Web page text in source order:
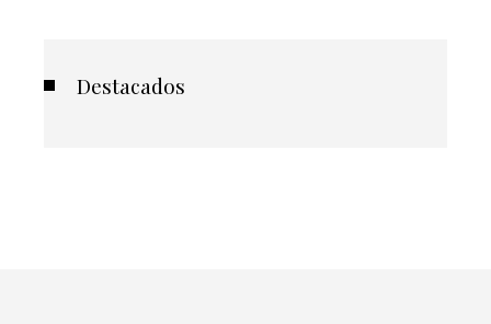
Destacados